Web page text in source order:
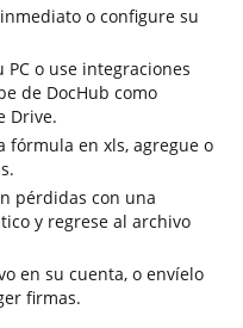
o configure su
o use integraciones
de DocHub como
Drive.
fórmula en xls, agregue o
pérdidas con una
y regrese al archivo
en su cuenta, o envíelo
firmas.